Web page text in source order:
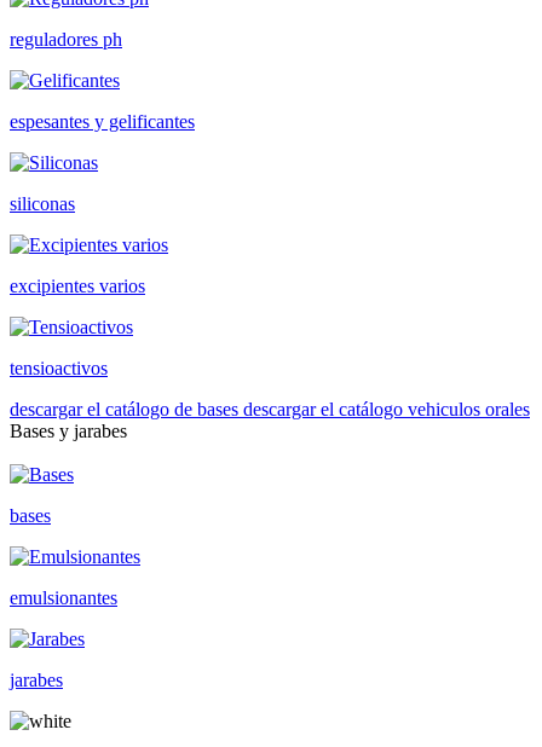
reguladores ph
espesantes y gelificantes
siliconas
excipientes varios
tensioactivos
descargar el catálogo de bases descargar el catálogo vehiculos orales
Bases y jarabes
bases
emulsionantes
jarabes